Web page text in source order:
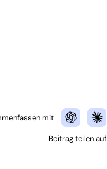
mit
Beitrag teilen auf